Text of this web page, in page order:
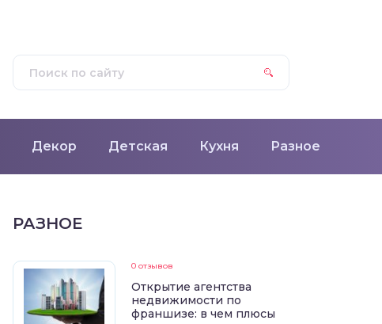
Декор Детская Кухня Разное
РАЗНОЕ
0 отзывов
Открытие агентства
недвижимости по
франшизе: в чем плюсы